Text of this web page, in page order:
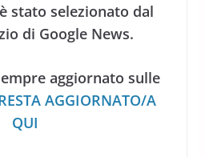
stato selezionato dal
di Google News.
aggiornato sulle
AGGIORNATO/A
QUI